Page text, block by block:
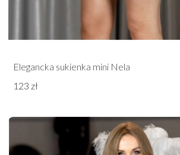
Elegancka sukienka mini Nela
123 zł